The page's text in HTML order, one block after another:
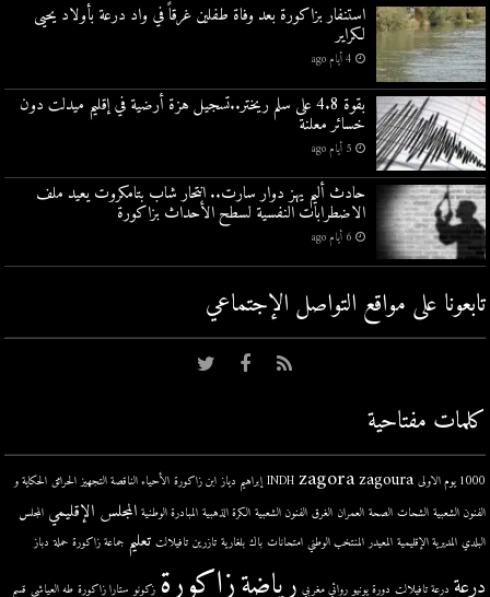
استنفار بزاكورة بعد وفاة طفلين غرقاً في واد درعة بأولاد يحيى
لكراير
4 أيام ago
بقوة 4.8 على سلم ريختر..تسجيل هزة أرضية في إقليم ميدلت دون
خسائر معلنة
5 أيام ago
حادث أليم يهز دوار سارت.. انتحار شاب بتامكروت يعيد ملف
الاضطرابات النفسية لسطح الأحداث بزاكورة
6 أيام ago
تابعونا على مواقع التواصل اﻹجتماعي
كلمات مفتاحية
1000 يوم الاولى INDH zagora zagoura إبراهيم دياز ابن زاكورة الأحياء الناقصة التجهيز الحرائق الحكاية و
الفنون الشعبية الشحات الصحة العمران الغرق الفنون الشعبية الكرة الذهبية المبادرة الوطنية المجلس الإقليمي المجلس
البلدي المديرية الإقليمية المعيدر المنتخب الوطني امتحانات باك بلغارية تازرين تافيلالت تعليم جماعة زاكورة حملة دباز
درعة درعة تافيلالت دورة يونيو روائي مغربي رياضةزاكورة زكونو ستارا زاكورة طه العياشي قسم